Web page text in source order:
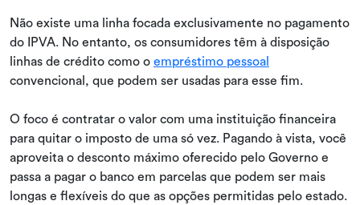
Não existe uma linha focada exclusivamente no pagamento
do IPVA. No entanto, os consumidores têm à disposição
linhas de crédito como o empréstimo pessoal
convencional, que podem ser usadas para esse fim.
O foco é contratar o valor com uma instituição financeira
para quitar o imposto de uma só vez. Pagando à vista, você
aproveita o desconto máximo oferecido pelo Governo e
passa a pagar o banco em parcelas que podem ser mais
longas e flexíveis do que as opções permitidas pelo estado.